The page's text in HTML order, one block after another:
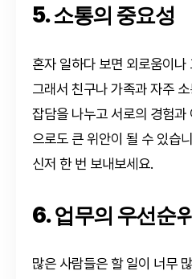
5. 소통의 중요성
혼자 일하다 보면 외로움이
그래서 친구나 가족과 자주
잡담을 나누고 서로의 경험
으로도 큰 위안이 될 수 있습
신저 한 번 보내보세요.
6. 업무의 우선순
많은 사람들은 할 일이 너무